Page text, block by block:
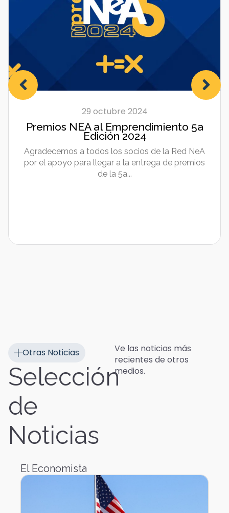
29 octubre 2024
Premios NEA al Emprendimiento 5a
Edición 2024
Agradecemos a todos los socios de la Red NeA
por el apoyo para llegar a la entrega de premios
de la 5a...
Otras Noticias
Selección
de
Noticias
Ve las noticias más
recientes de otros
medios.
El Economista